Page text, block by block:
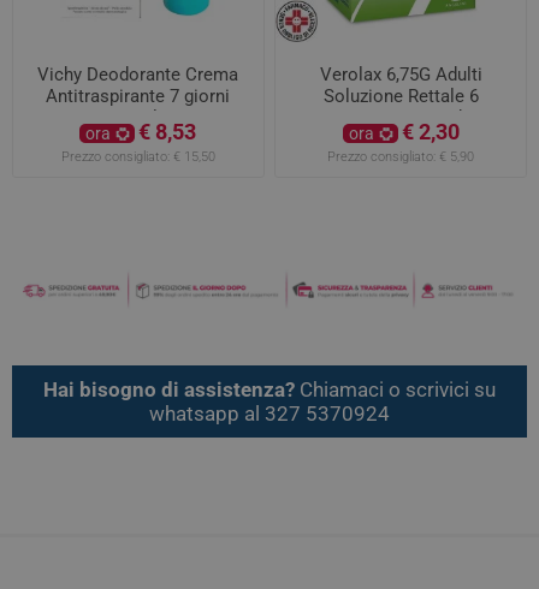
Vichy Deodorante Crema
Antitraspirante 7 giorni
30ml
ora € 8,53
Prezzo consigliato: € 15,50
Verolax 6,75G Adulti
Soluzione Rettale 6
Contenitori Monodose
ora € 2,30
Prezzo consigliato: € 5,90
Hai bisogno di assistenza? Chiamaci o scrivici su
whatsapp al 327 5370924